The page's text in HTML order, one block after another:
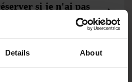
Details About
si je n'ai pas
ou l’hôtel